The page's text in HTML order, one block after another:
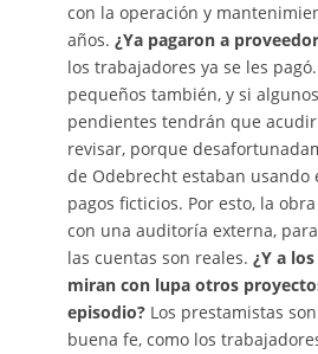
con la operación y
años. ¿Ya pagaron a
los trabajadores ya se les
pequeños también, y si
pendientes tendrán que
revisar, porque
de Odebrecht estaban usando
pagos ficticios. Por esto, la
con una auditoría externa,
las cuentas son reales. ¿Y a
miran con lupa otros
episodio? Los prestamistas
buena fe, como los